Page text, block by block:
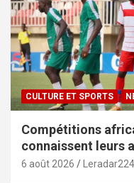
CULTURE ET SPORTS
Compétitions
connaissent leurs
6 août 2026 Leradar224